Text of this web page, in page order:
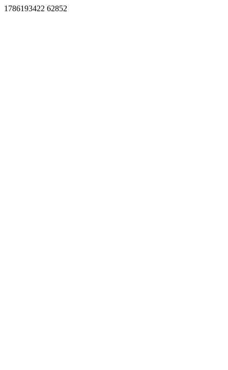
1786193422 62852